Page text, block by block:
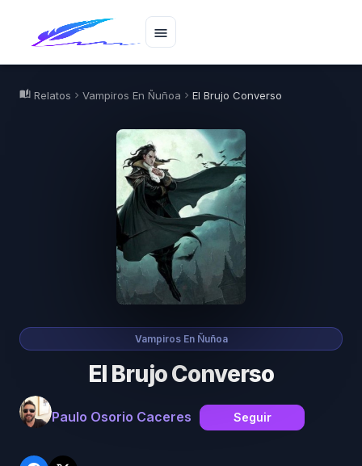
menu
auto_stories Relatos chevron_right Vampiros En Ñuñoa chevron_right El Brujo Converso
Vampiros En Ñuñoa
El Brujo Converso
Paulo Osorio Caceres Seguir